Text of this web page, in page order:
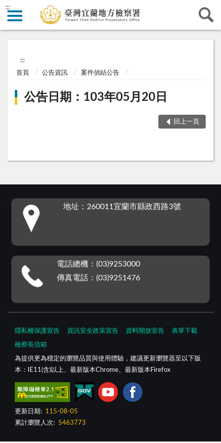
:::
:::
首頁 公告資訊 案件偵結公告
公告日期：103年05月20日
回上一頁
地址：260011宜蘭市縣政西路3號
電話總機：(03)9253000
傳真電話：(03)9251476
隱私權保護宣告 資訊安全政策宣告 資料開放宣告 表單下載
檢察長信箱
為提供更為穩定的瀏覽品質與使用體驗，建議更新瀏覽器至以下版
本：IE11(含)以上、最新版本Chrome、最新版本Firefox
更新日期:
115-08-05
累計瀏覽人次:
5463773